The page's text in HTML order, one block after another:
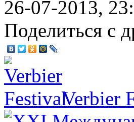
26-07-2013,
Поделиться с
Verbier